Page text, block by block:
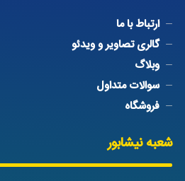
ارتباط با ما
گالری تصاویر و ویدئو
وبلاگ
سوالات متداول
فروشگاه
شعبه نیشابور